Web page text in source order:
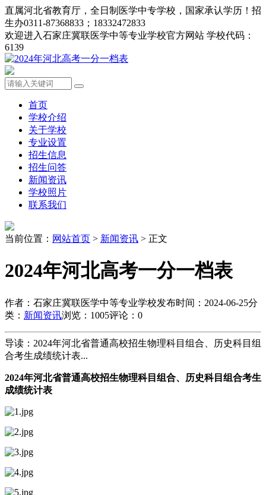
直属河北省教育厅，全日制医学中专学校，国家承认学历！招
生办0311-87368833；18332472833
欢迎进入石家庄冀联医学中等专业学校官方网站 学校代码：
6139
首页
学校介绍
关于学校
专业设置
招生信息
招生问答
新闻资讯
学校照片
联系我们
当前位置： 网站首页 > 新闻资讯 > 正文
2024年河北高考一分一档表
作者：石家庄冀联医学中等专业学校发布时间：2024-06-25分
类： 新闻资讯浏览：1005评论：0
导读：2024年河北省普通高校招生物理科目组合、历史科目组
合考生成绩统计表...
2024年河北省普通高校招生物理科目组合、历史科目组合考生
成绩统计表